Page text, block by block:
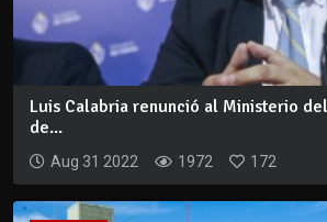
Luis Calabria renunció al Ministerio
de...
Aug 31 2022 1972 172